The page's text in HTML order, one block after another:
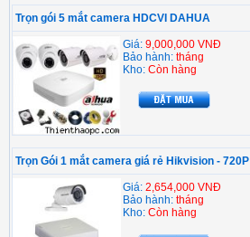
Trọn gói 5 mắt camera HDCVI DAHUA
Giá: 9,000,000 VNĐ
Bảo hành: tháng
Kho: Còn hàng
Trọn Gói 1 mắt camera giá rẻ Hikvision - 720P
Giá: 2,654,000 VNĐ
Bảo hành: tháng
Kho: Còn hàng